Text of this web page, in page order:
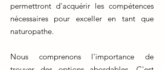
permettront d'acquérir les compétences
nécessaires pour exceller en tant que
naturopathe.
Nous comprenons l'importance de